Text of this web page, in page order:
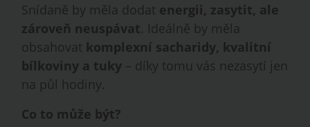
Snídaně by měla dodat energii, zasytit, ale
zároveň neuspávat. Ideálně by měla
obsahovat komplexní sacharidy, kvalitní
bílkoviny a tuky – díky tomu vás nezasytí jen
na půl hodiny.
Co to může být?